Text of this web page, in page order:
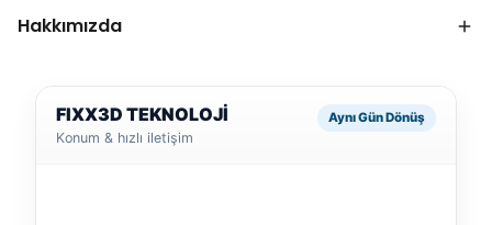
Hakkımızda
FIXX3D TEKNOLOJİ
Konum & hızlı iletişim
Aynı Gün Dönüş